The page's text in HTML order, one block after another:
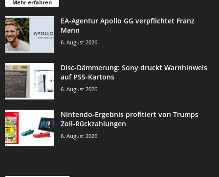
Mehr erfahren
EA-Agentur Apollo GG verpflichtet Franz
Mann
6. August 2026
Disc-Dämmerung: Sony druckt Warnhinweis
auf PS5-Kartons
6. August 2026
Nintendo-Ergebnis profitiert von Trumps
Zoll-Rückzahlungen
6. August 2026